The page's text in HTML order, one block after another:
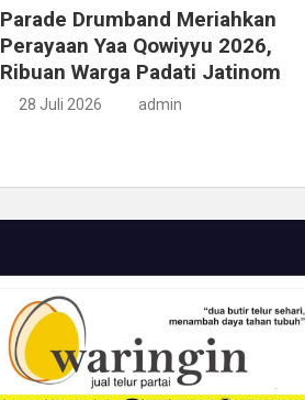
Parade Drumband Meriahkan
Perayaan Yaa Qowiyyu 2026,
Ribuan Warga Padati Jatinom
28 Juli 2026 admin